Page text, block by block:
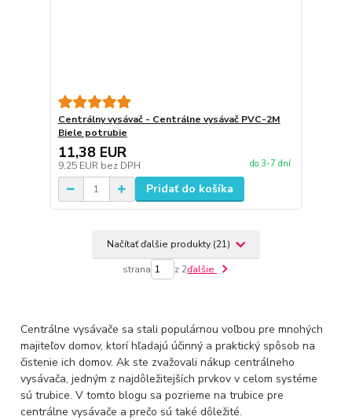
Centrálny vysávač - Centrálne vysávač PVC-2M
Biele potrubie
11,38 EUR
9,25 EUR bez DPH do 3-7 dní
Pridať do košíka
Načítať ďalšie produkty (21)
strana z 2ďalšie
Centrálne vysávače sa stali populárnou voľbou pre mnohých
majiteľov domov, ktorí hľadajú účinný a praktický spôsob na
čistenie ich domov. Ak ste zvažovali nákup centrálneho
vysávača, jedným z najdôležitejších prvkov v celom systéme
sú trubice. V tomto blogu sa pozrieme na trubice pre
centrálne vysávače a prečo sú také dôležité.